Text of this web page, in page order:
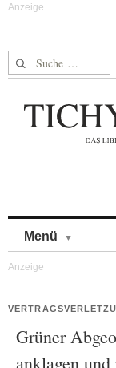
Suche nach:
Menü
Grüner
anklagen